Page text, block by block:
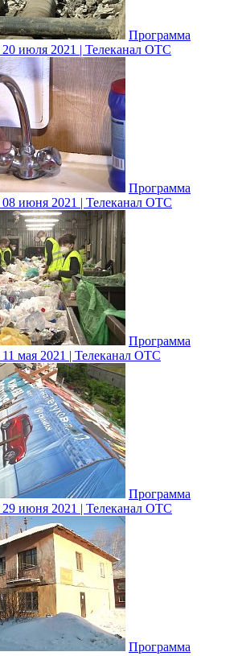
Программа
20 июля 2021 | Телеканал ОТС
Программа
08 июня 2021 | Телеканал ОТС
Программа
мая 2021 | Телеканал ОТС
Программа
29 июня 2021 | Телеканал ОТС
Программа